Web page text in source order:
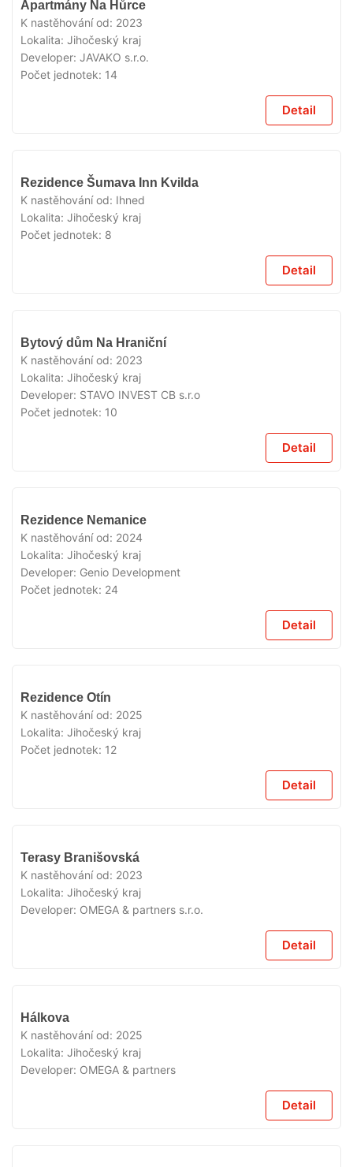
Apartmány Na Hůrce
K nastěhování od: 2023
Lokalita: Jihočeský kraj
Developer: JAVAKO s.r.o.
Počet jednotek: 14
Detail
Rezidence Šumava Inn Kvilda
K nastěhování od: Ihned
Lokalita: Jihočeský kraj
Počet jednotek: 8
Detail
Bytový dům Na Hraniční
K nastěhování od: 2023
Lokalita: Jihočeský kraj
Developer: STAVO INVEST CB s.r.o
Počet jednotek: 10
Detail
Rezidence Nemanice
K nastěhování od: 2024
Lokalita: Jihočeský kraj
Developer: Genio Development
Počet jednotek: 24
Detail
Rezidence Otín
K nastěhování od: 2025
Lokalita: Jihočeský kraj
Počet jednotek: 12
Detail
Terasy Branišovská
K nastěhování od: 2023
Lokalita: Jihočeský kraj
Developer: OMEGA & partners s.r.o.
Detail
Hálkova
K nastěhování od: 2025
Lokalita: Jihočeský kraj
Developer: OMEGA & partners
Detail